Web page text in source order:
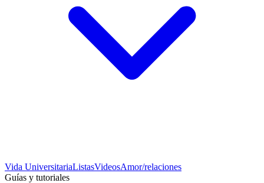
Vida UniversitariaListasVideosAmor/relaciones
Guías y tutoriales